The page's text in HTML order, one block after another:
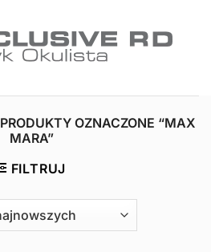
PRODUKTY OZNACZONE “MAX
MARA”
FILTRUJ